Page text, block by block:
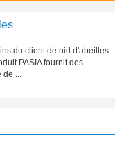
du client de nid d'abeilles
PASIA fournit des
de ...